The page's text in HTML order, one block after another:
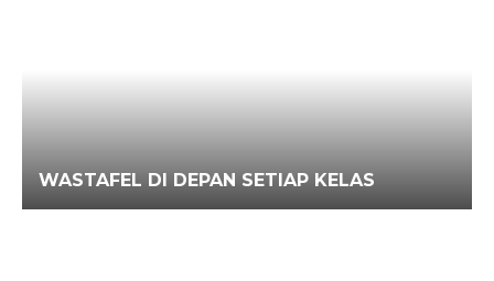
WASTAFEL DI DEPAN SETIAP KELAS